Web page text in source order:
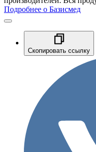
Подробнее о Базисмед
Скопировать ссылку